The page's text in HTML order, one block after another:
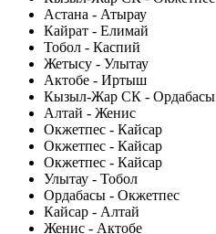
Астана - Атырау
Кайрат - Елимай
Тобол - Каспий
Жетысу - Улытау
Актобе - Иртыш
Кызыл-Жар СК - Ордабасы
Алтай - Женис
Окжетпес - Кайсар
Окжетпес - Кайсар
Окжетпес - Кайсар
Улытау - Тобол
Ордабасы - Окжетпес
Кайсар - Алтай
Женис - Актобе